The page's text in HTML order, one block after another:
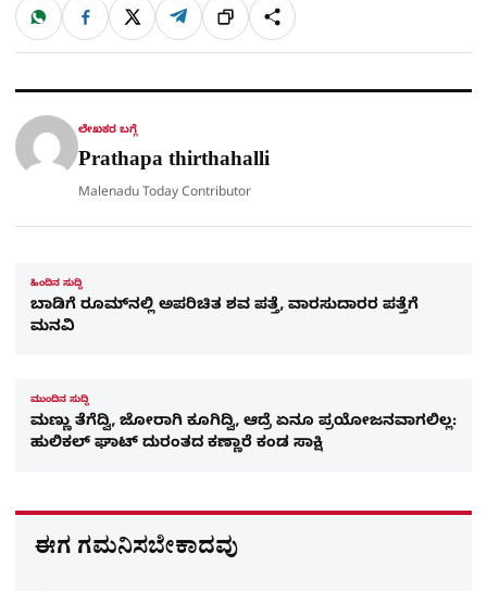
ಹಂಚಿಕೊಳ್ಳಿ
W
a
t
p
F
c
e
o
X T
l
e
a
ಲಿಂ
ಕ್
S
h
a
ಲೇಖಕರ ಬಗ್ಗೆ
Prathapa thirthahalli
Malenadu Today Contributor
ಹಿಂದಿನ ಸುದ್ದಿ
ಬಾಡಿಗೆ ರೂಮ್​ನಲ್ಲಿ ಅಪರಿಚಿತ ಶವ ಪತ್ತೆ, ವಾರಸುದಾರರ ಪತ್ತೆಗೆ
ಮನವಿ
ಮುಂದಿನ ಸುದ್ದಿ
ಮಣ್ಣು ತೆಗೆದ್ವಿ, ಜೋರಾಗಿ ಕೂಗಿದ್ವಿ, ಆದ್ರೆ ಏನೂ ಪ್ರಯೋಜನವಾಗಲಿಲ್ಲ:
ಹುಲಿಕಲ್ ಘಾಟ್ ದುರಂತದ ಕಣ್ಣಾರೆ ಕಂಡ ಸಾಕ್ಷಿ
ಈಗ ಗಮನಿಸಬೇಕಾದವು